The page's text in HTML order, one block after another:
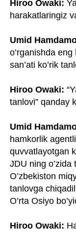
Hiroo Owaki:
harakatlaringiz
Umid
o’rganishda
san’ati ko’rik
Hiroo Owaki:
tanlovi” qanday
Umid
hamkorlik
quvvatlayotgan
JDU ning o’zida
O’zbekiston
tanlovga
O’rta Osiyo
Hiroo Owaki: